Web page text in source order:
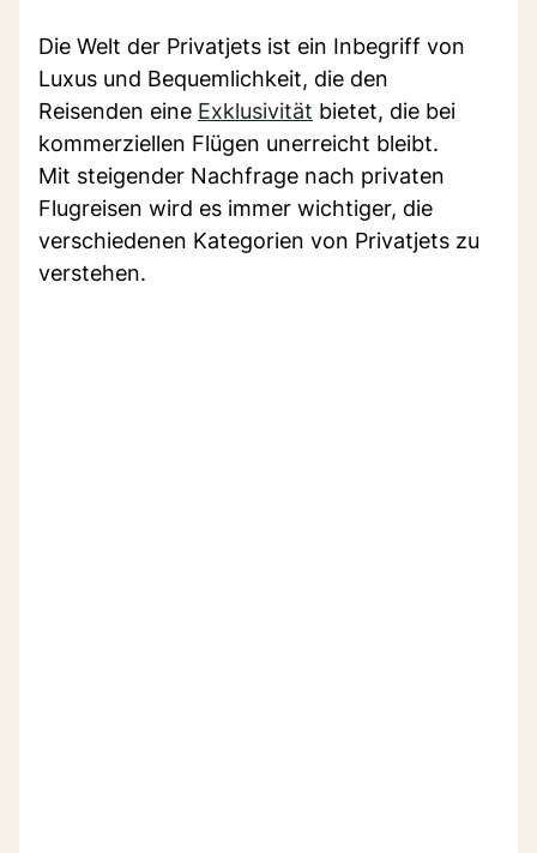
Die Welt der Privatjets ist ein Inbegriff von
Luxus und Bequemlichkeit, die den
Reisenden eine Exklusivität bietet, die bei
kommerziellen Flügen unerreicht bleibt.
Mit steigender Nachfrage nach privaten
Flugreisen wird es immer wichtiger, die
verschiedenen Kategorien von Privatjets zu
verstehen.